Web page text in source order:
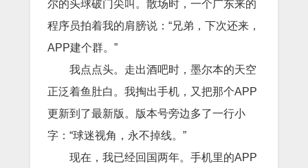
尔的头球破门尖叫。散场时，一个广东来的
程序员拍着我的肩膀说：“兄弟，下次还来，
APP建个群。”
我点点头。走出酒吧时，墨尔本的天空
正泛着鱼肚白。我掏出手机，又把那个APP
更新到了最新版。版本号旁边多了一行小
字：“球迷视角，永不掉线。”
现在，我已经回国两年。手机里的APP